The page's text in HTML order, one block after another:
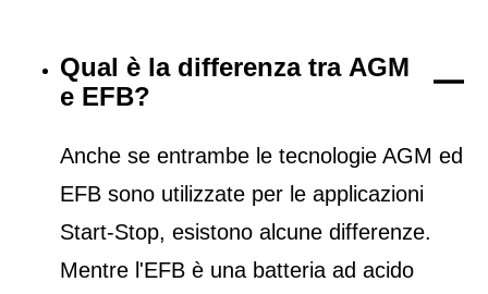
Qual è la differenza tra AGM
e EFB?
Anche se entrambe le tecnologie AGM ed
EFB sono utilizzate per le applicazioni
Start-Stop, esistono alcune differenze.
Mentre l'EFB è una batteria ad acido